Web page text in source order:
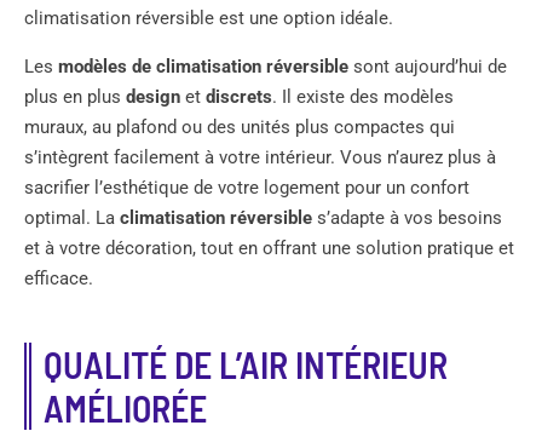
climatisation réversible est une option idéale.
Les modèles de climatisation réversible sont aujourd’hui de
plus en plus design et discrets. Il existe des modèles
muraux, au plafond ou des unités plus compactes qui
s’intègrent facilement à votre intérieur. Vous n’aurez plus à
sacrifier l’esthétique de votre logement pour un confort
optimal. La climatisation réversible s’adapte à vos besoins
et à votre décoration, tout en offrant une solution pratique et
efficace.
QUALITÉ DE L’AIR INTÉRIEUR
AMÉLIORÉE